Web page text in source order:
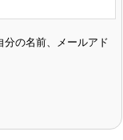
分の名前、メールアド